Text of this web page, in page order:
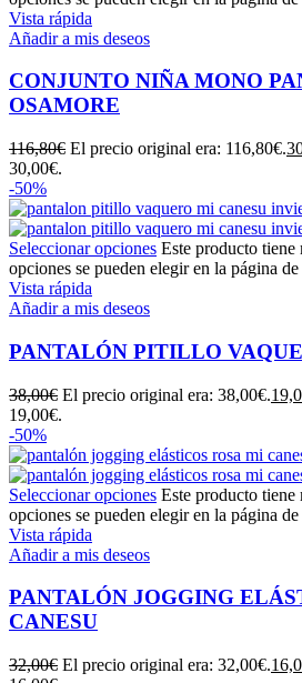
Vista rápida
Añadir a mis deseos
CONJUNTO NIÑA MONO
OSAMORE
116,80€ El precio original era: 116,80€.
30,00€.
-50%
Seleccionar opciones Este producto
opciones se pueden elegir en la página
Vista rápida
Añadir a mis deseos
PANTALÓN PITILLO
38,00€ El precio original era: 38,00€.
19,00€.
-50%
Seleccionar opciones Este producto
opciones se pueden elegir en la página
Vista rápida
Añadir a mis deseos
PANTALÓN JOGGING
CANESU
32,00€ El precio original era: 32,00€.